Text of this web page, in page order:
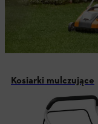
Kosiarki mulczujące